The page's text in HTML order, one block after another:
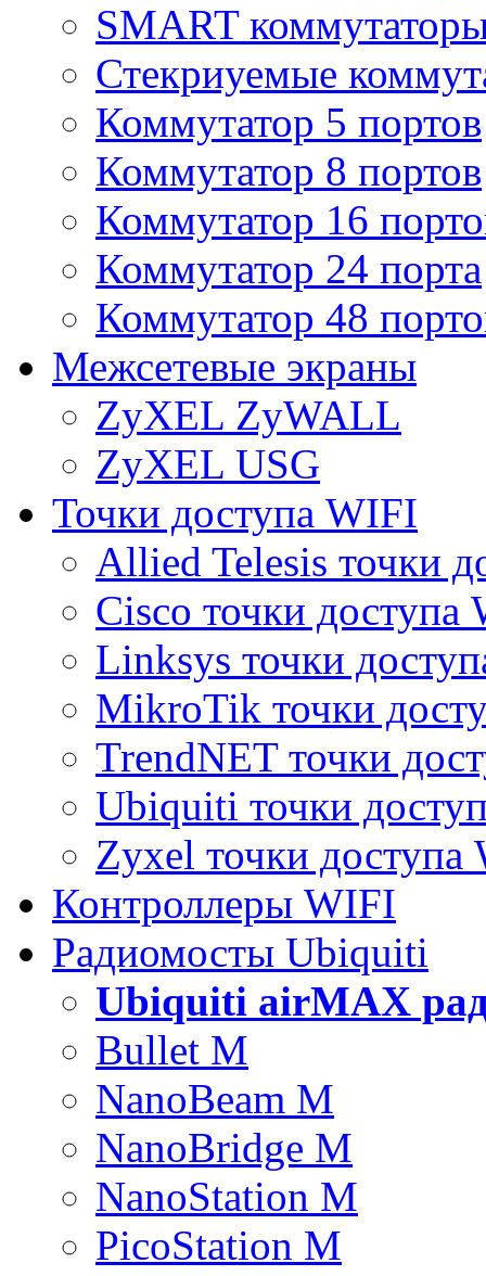
SMART
Стекриуемые
Коммутатор 5 портов
Коммутатор 8 портов
Коммутатор 16
Коммутатор 24 порта
Коммутатор 48
Межсетевые экраны
ZyXEL ZyWALL
ZyXEL USG
Точки доступа WIFI
Allied Telesis точки
Cisco точки доступа
Linksys точки
MikroTik точки
TrendNET точки
Ubiquiti точки
Zyxel точки доступа
Контроллеры WIFI
Радиомосты Ubiquiti
Ubiquiti airMAX
Bullet M
NanoBeam M
NanoBridge M
NanoStation M
PicoStation M